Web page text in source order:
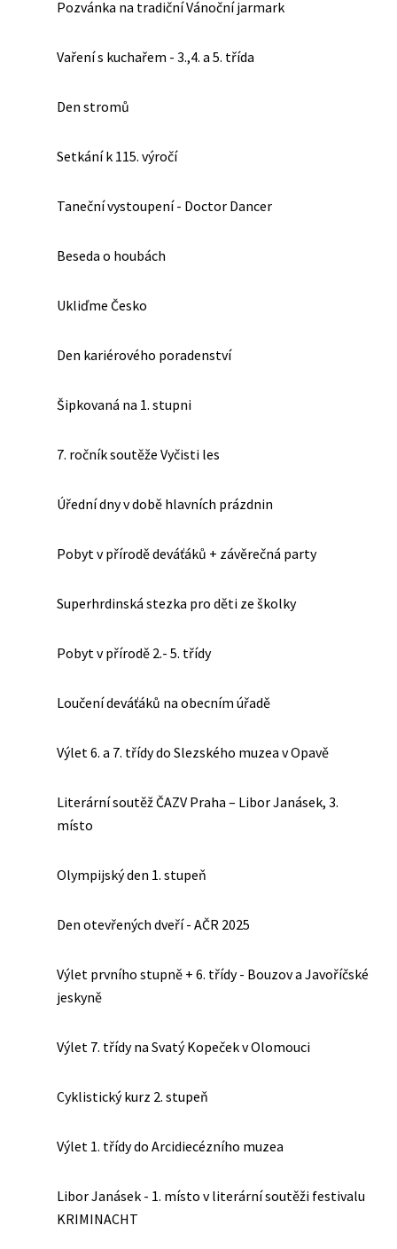
Pozvánka na tradiční Vánoční jarmark
Vaření s kuchařem - 3.,4. a 5. třída
Den stromů
Setkání k 115. výročí
Taneční vystoupení - Doctor Dancer
Beseda o houbách
Ukliďme Česko
Den kariérového poradenství
Šipkovaná na 1. stupni
7. ročník soutěže Vyčisti les
Úřední dny v době hlavních prázdnin
Pobyt v přírodě deváťáků + závěrečná party
Superhrdinská stezka pro děti ze školky
Pobyt v přírodě 2.- 5. třídy
Loučení deváťáků na obecním úřadě
Výlet 6. a 7. třídy do Slezského muzea v Opavě
Literární soutěž ČAZV Praha – Libor Janásek, 3.
místo
Olympijský den 1. stupeň
Den otevřených dveří - AČR 2025
Výlet prvního stupně + 6. třídy - Bouzov a Javoříčské
jeskyně
Výlet 7. třídy na Svatý Kopeček v Olomouci
Cyklistický kurz 2. stupeň
Výlet 1. třídy do Arcidiecézního muzea
Libor Janásek - 1. místo v literární soutěži festivalu
KRIMINACHT